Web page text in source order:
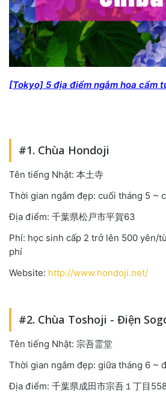
[Tokyo] 5 địa điểm ngắm hoa cẩm
#1. Chùa Hondoji
Tên tiếng Nhật: 本土寺
Thời gian ngắm đẹp: cuối tháng 5 ~
Địa điểm: 千葉県松戸市平賀63
Phí: học sinh cấp 2 trở lên 500 yên/
phí
Website: http://www.hondoji.net/
#2. Chùa Toshoji - Điện
Tên tiếng Nhật: 宗吾霊堂
Thời gian ngắm đẹp: giữa tháng 6 ~
Địa điểm: 千葉県成田市宗吾１丁目